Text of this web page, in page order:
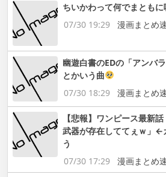
ちいかわって何でまとも
07/30 19:29
漫画まとめ
幽遊白書のEDの「アンバ
とかいう曲
07/30 18:29
漫画まとめ
【悲報】ワンピース最新
武器が存在しててぇｗ」←
う
07/30 17:29
漫画まとめ